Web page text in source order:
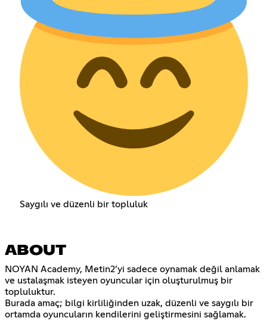
Saygılı ve düzenli bir topluluk
ABOUT
NOYAN Academy, Metin2’yi sadece oynamak değil anlamak
ve ustalaşmak isteyen oyuncular için oluşturulmuş bir
topluluktur.
Burada amaç; bilgi kirliliğinden uzak, düzenli ve saygılı bir
ortamda oyuncuların kendilerini geliştirmesini sağlamak.